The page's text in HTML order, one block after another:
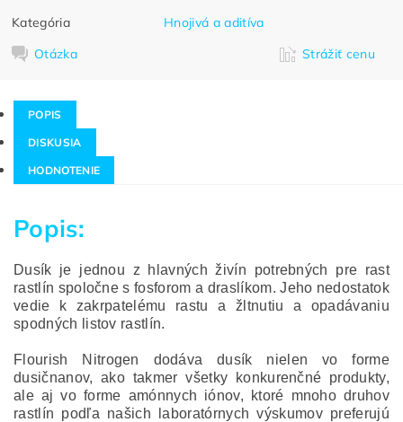
Kategória
Hnojivá a aditíva
Otázka
Strážiť cenu
POPIS
DISKUSIA
HODNOTENIE
Popis:
Dusík je jednou z hlavných živín potrebných pre rast
rastlín spoločne s fosforom a draslíkom.Jeho nedostatok
vedie k zakrpatelému rastu a žltnutiu a opadávaniu
spodných listov rastlín.
Flourish Nitrogen dodáva dusík nielen vo forme
dusičnanov, ako takmer všetky konkurenčné produkty,
ale aj vo forme amónnych iónov, ktoré mnoho druhov
rastlín podľa našich laboratórnych výskumov preferujú